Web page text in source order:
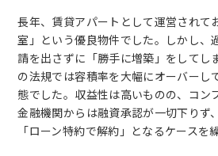
長年、賃貸アパートとして運営されて
室」という優良物件でした。しかし、
請を出さずに「勝手に増築」をしてし
の法規では容積率を大幅にオーバーし
態でした。収益性は高いものの、コン
金融機関からは融資承認が一切下りず
「ローン特約で解約」となるケースを